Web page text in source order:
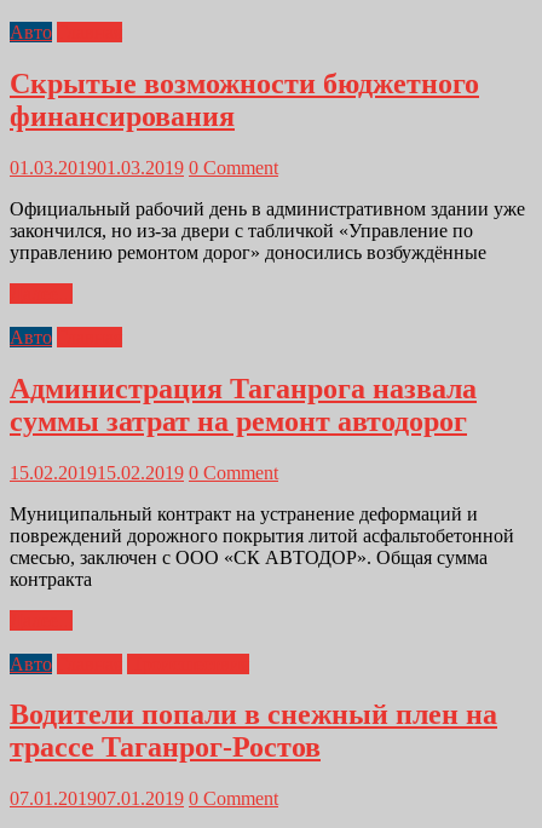
Авто
Скрытые возможности бюджетного
финансирования
01.03.201901.03.2019 0 Comment
Официальный рабочий день в административном здании уже
закончился, но из-за двери с табличкой «Управление по
управлению ремонтом дорог» доносились возбуждённые
Авто
Администрация Таганрога назвала
суммы затрат на ремонт автодорог
15.02.201915.02.2019 0 Comment
Муниципальный контракт на устранение деформаций и
повреждений дорожного покрытия литой асфальтобетонной
смесью, заключен с ООО «СК АВТОДОР». Общая сумма
контракта
Авто
Водители попали в снежный плен на
трассе Таганрог-Ростов
07.01.201907.01.2019 0 Comment